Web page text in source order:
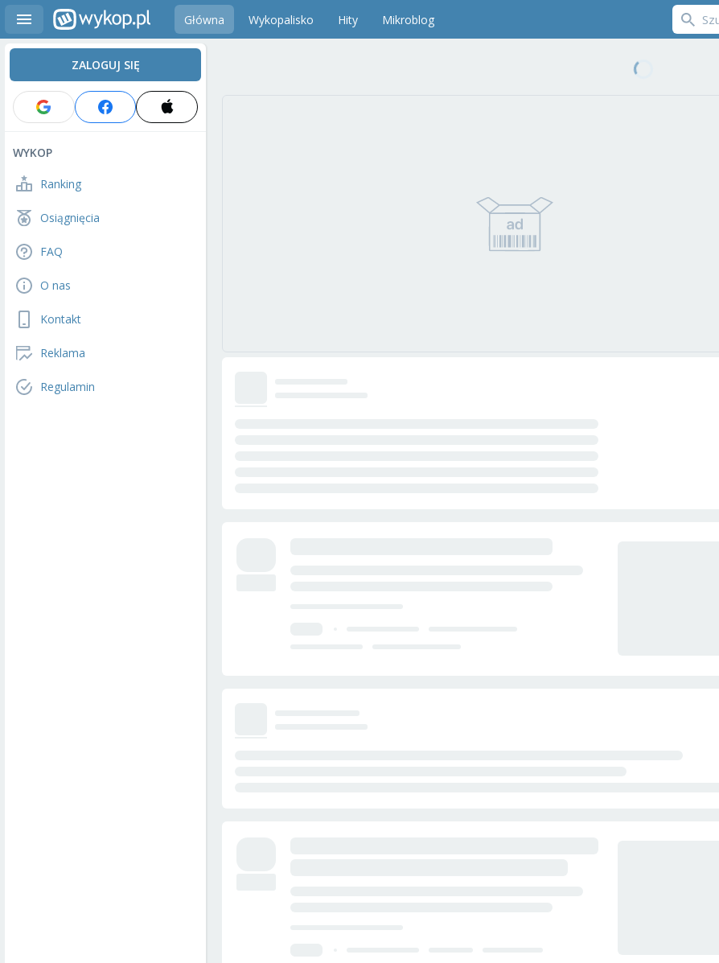
Główna Wykopalisko Hity Mikroblog
ZALOGUJ SIĘ
WYKOP
Ranking
Osiągnięcia
FAQ
O nas
Kontakt
Reklama
Regulamin